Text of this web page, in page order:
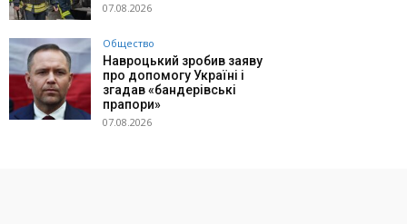
07.08.2026
Общество
Навроцький зробив заяву
про допомогу Україні і
згадав «бандерівські
прапори»
07.08.2026